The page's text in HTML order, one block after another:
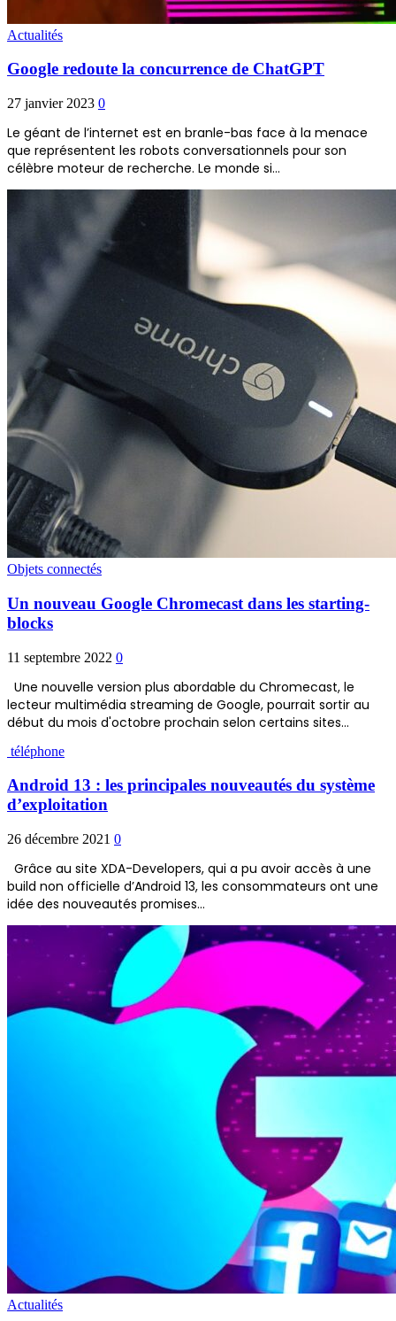
Actualités
Google redoute la concurrence de ChatGPT
27 janvier 2023 0
Le géant de l’internet est en branle-bas face à la menace
que représentent les robots conversationnels pour son
célèbre moteur de recherche. Le monde si…
Objets connectés
Un nouveau Google Chromecast dans les starting-
blocks
11 septembre 2022 0
Une nouvelle version plus abordable du Chromecast, le
lecteur multimédia streaming de Google, pourrait sortir au
début du mois d'octobre prochain selon certains sites…
téléphone
Android 13 : les principales nouveautés du système
d’exploitation
26 décembre 2021 0
Grâce au site XDA-Developers, qui a pu avoir accès à une
build non officielle d’Android 13, les consommateurs ont une
idée des nouveautés promises…
Actualités